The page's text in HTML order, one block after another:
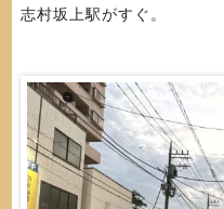
志村坂上駅がすぐ。